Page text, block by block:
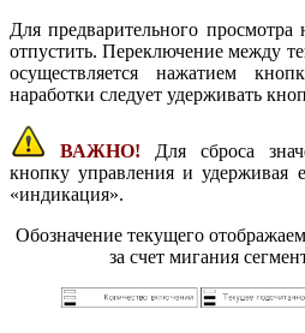
Для предварительного просмотра
отпустить. Переключение между
осуществляется нажатием
наработки следует удерживать
ВАЖНО! Для сброса
кнопку управления и удерживая
«индикация».
Обозначение текущего
за счет мигания